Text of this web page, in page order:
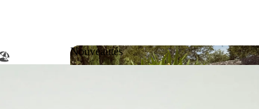
🏖️
Nouveautés